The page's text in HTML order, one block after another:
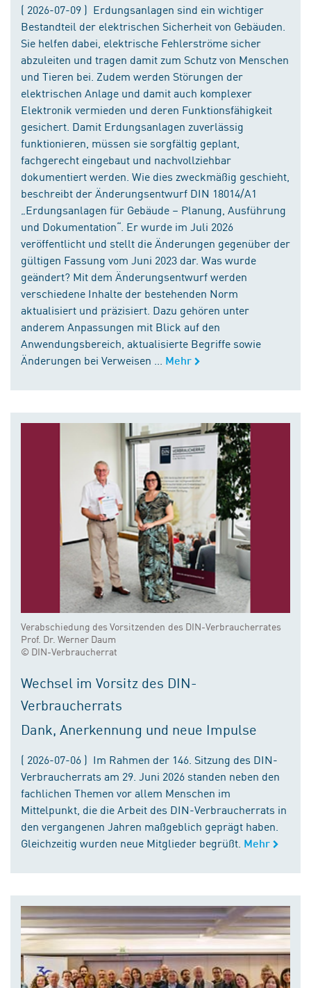
( 2026-07-09 ) Erdungsanlagen sind ein wichtiger
Bestandteil der elektrischen Sicherheit von Gebäuden.
Sie helfen dabei, elektrische Fehlerströme sicher
abzuleiten und tragen damit zum Schutz von Menschen
und Tieren bei. Zudem werden Störungen der
elektrischen Anlage und damit auch komplexer
Elektronik vermieden und deren Funktionsfähigkeit
gesichert. Damit Erdungsanlagen zuverlässig
funktionieren, müssen sie sorgfältig geplant,
fachgerecht eingebaut und nachvollziehbar
dokumentiert werden. Wie dies zweckmäßig geschieht,
beschreibt der Änderungsentwurf DIN 18014/A1
„Erdungsanlagen für Gebäude – Planung, Ausführung
und Dokumentation“. Er wurde im Juli 2026
veröffentlicht und stellt die Änderungen gegenüber der
gültigen Fassung vom Juni 2023 dar. Was wurde
geändert? Mit dem Änderungsentwurf werden
verschiedene Inhalte der bestehenden Norm
aktualisiert und präzisiert. Dazu gehören unter
anderem Anpassungen mit Blick auf den
Anwendungsbereich, aktualisierte Begriffe sowie
Änderungen bei Verweisen ...
Mehr
Verabschiedung des Vorsitzenden des DIN-Verbraucherrates
Prof. Dr. Werner Daum
© DIN-Verbraucherrat
Wechsel im Vorsitz des DIN-
Verbraucherrats
Dank, Anerkennung und neue Impulse
( 2026-07-06 ) Im Rahmen der 146. Sitzung des DIN-
Verbraucherrats am 29. Juni 2026 standen neben den
fachlichen Themen vor allem Menschen im
Mittelpunkt, die die Arbeit des DIN-Verbraucherrats in
den vergangenen Jahren maßgeblich geprägt haben.
Gleichzeitig wurden neue Mitglieder begrüßt. Mehr